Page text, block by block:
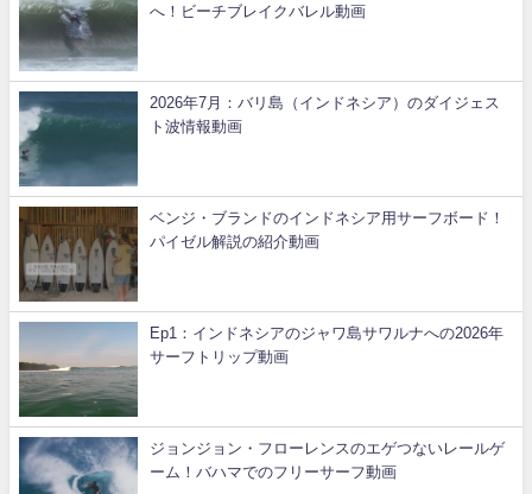
へ！ビーチブレイクバレル動画
2026年7月：バリ島（インドネシア）のダイジェス
ト波情報動画
ベンジ・ブランドのインドネシア用サーフボード！
パイゼル解説の紹介動画
Ep1：インドネシアのジャワ島サワルナへの2026年
サーフトリップ動画
ジョンジョン・フローレンスのエゲつないレールゲ
ーム！バハマでのフリーサーフ動画